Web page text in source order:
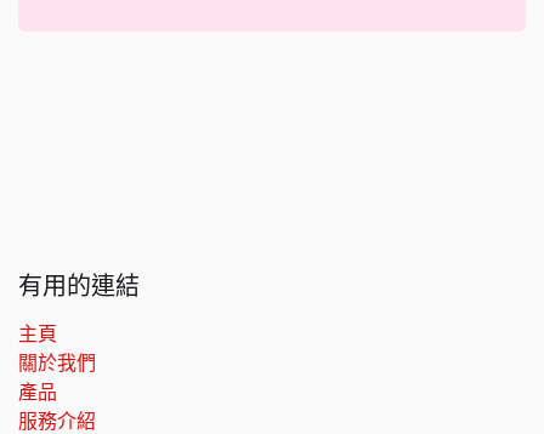
有用的連結
主頁
關於我們
產品
服務介紹